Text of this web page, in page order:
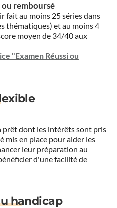
ou remboursé
fait au moins 25 séries dans
thématiques) et au moins 4
moyen de 34/40 aux
"Examen Réussi ou
prêt dont les intérêts sont pris
mis en place pour aider les
leur préparation au
d'une facilité de
handicap